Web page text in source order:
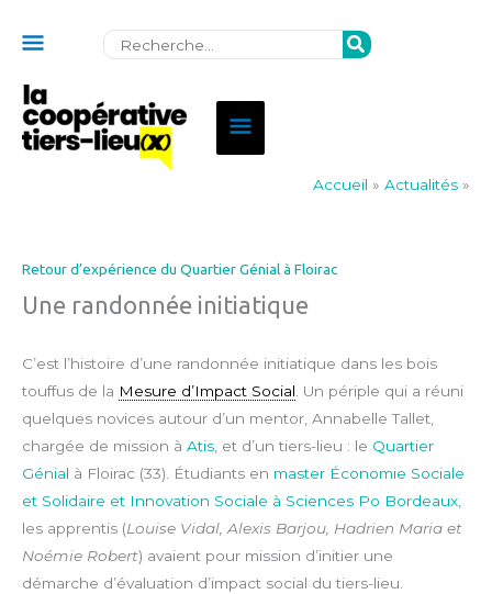
Rechercher:
de
l'en-
Menu
principal
Accueil » Actualités »
Retour d’expérience du Quartier Génial à Floirac
Une randonnée initiatique
C’est l’histoire d’une randonnée initiatique dans les bois
touffus de la Mesure d’Impact Social. Un périple qui a réuni
quelques novices autour d’un mentor, Annabelle Tallet,
chargée de mission à Atis, et d’un tiers-lieu : le Quartier
Génial à Floirac (33). Étudiants en master Économie Sociale
et Solidaire et Innovation Sociale à Sciences Po Bordeaux,
les apprentis (Louise Vidal, Alexis Barjou, Hadrien Maria et
Noémie Robert) avaient pour mission d’initier une
démarche d’évaluation d’impact social du tiers-lieu.